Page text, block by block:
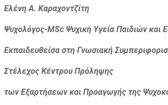
Ελένη Α. Καραχοντζίτη
Ψυχολόγος-MSc Ψυχική Υγεία Παιδιών και
Εκπαιδευθείσα στη Γνωσιακή
Στέλεχος Κέντρου Πρόληψης
των Εξαρτήσεων και Προαγωγής της